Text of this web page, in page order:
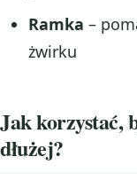
Ramka –
żwirku
Jak korzystać,
dłużej?